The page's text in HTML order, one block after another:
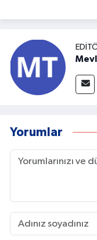
Yorumlar